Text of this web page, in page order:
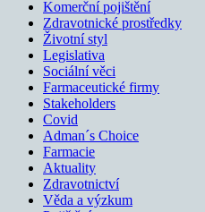
Komerční pojištění
Zdravotnické prostředky
Životní styl
Legislativa
Sociální věci
Farmaceutické firmy
Stakeholders
Covid
Adman´s Choice
Farmacie
Aktuality
Zdravotnictví
Věda a výzkum